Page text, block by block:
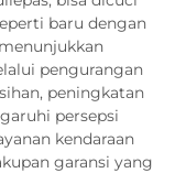
baru dengan
pengurangan
peningkatan
persepsi
kendaraan
garansi yang